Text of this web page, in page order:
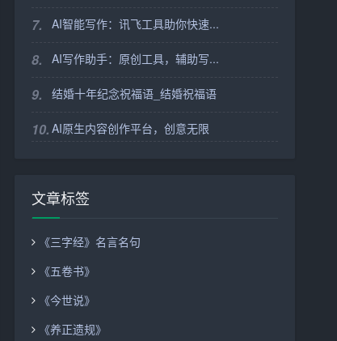
7. AI智能写作：讯飞工具助你快速...
8. AI写作助手：原创工具，辅助写...
9. 结婚十年纪念祝福语_结婚祝福语
10. AI原生内容创作平台，创意无限
文章标签
《三字经》名言名句
《五卷书》
《今世说》
《养正遗规》